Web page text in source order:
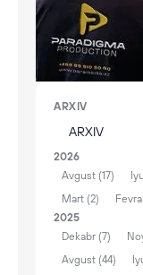
ARXIV
2026
Avgust (17)
Mart (2)
2025
Dekabr (7)
Avgust (44)